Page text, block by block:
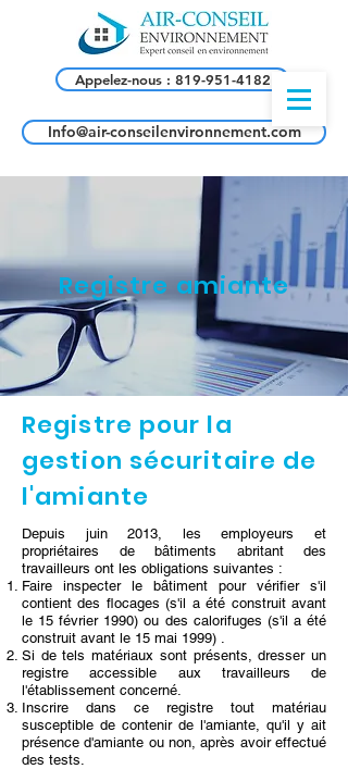
Appelez-nous : 819-951-4182
Info@air-conseilenvironnement.com
Registre amiante
Registre pour la
gestion sécuritaire de
l'amiante
Depuis juin 2013, les employeurs et
propriétaires de bâtiments abritant des
travailleurs ont les obligations suivantes :
Faire inspecter le bâtiment pour vérifier s'il
contient des flocages (s'il a été construit avant
le 15 février 1990) ou des calorifuges (s'il a été
construit avant le 15 mai 1999) .
Si de tels matériaux sont présents, dresser un
registre accessible aux travailleurs de
l'établissement concerné.
Inscrire dans ce registre tout matériau
susceptible de contenir de l'amiante, qu'il y ait
présence d'amiante ou non, après avoir effectué
des tests.